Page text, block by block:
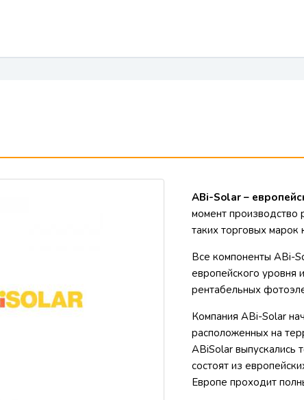
ABi-Solar –
момент производство
таких торговых марок
Все компоненты ABi-
европейского уровня
рентабельных
Компания ABi-Solar
расположенных на
ABiSolar выпускались
состоят из
Европе проходит